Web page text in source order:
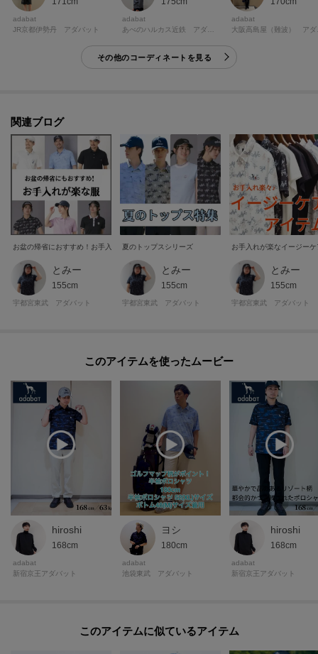
※照明の関係により、実際よりも色味が違って見える場合があります。ま
た、パソコン・スマートフォンなどの環境により、若干製品と画像のカラー
が異なる場合もございます。
adabat
JR京都伊勢丹 アダバット
adabat
adabat
その他のコーディネートを見る
関連ブログ
お盆の帰省におすすめ！お手入れが楽な服
とみー
155cm
宇都宮東武 アダバット
夏のトップスシリーズ
とみー
155cm
宇都宮東武 アダバット
お手入れが楽なイージー
とみー
155cm
宇都宮東武 アダバット
このアイテムを使ったムービー
hiroshi
168cm
adabat
新宿京王アダバット
ヨシ
180cm
adabat
池袋東武 アダバット
hiroshi
168cm
adabat
新宿京王アダバット
このアイテムに似ているアイテム